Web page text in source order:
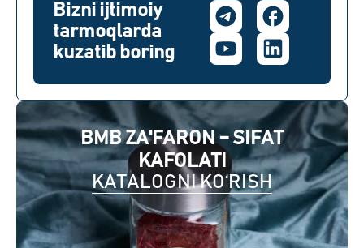
BMB ZA'FARON – SIFAT
KAFOLATI
KATALOGNI KO‘RISH
Bizni ijtimoiy
tarmoqlarda
kuzatib boring